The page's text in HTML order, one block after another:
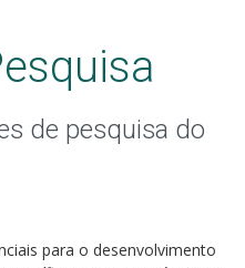
institucionais
de pesquisa do
para o desenvolvimento